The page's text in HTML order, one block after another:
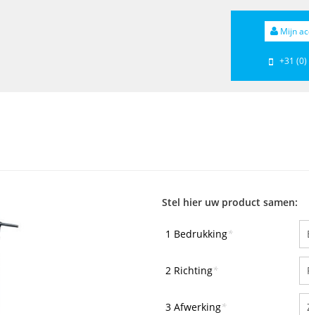
Mijn
+31
Stel hier uw product samen:
1 Bedrukking*
2 Richting*
3 Afwerking*